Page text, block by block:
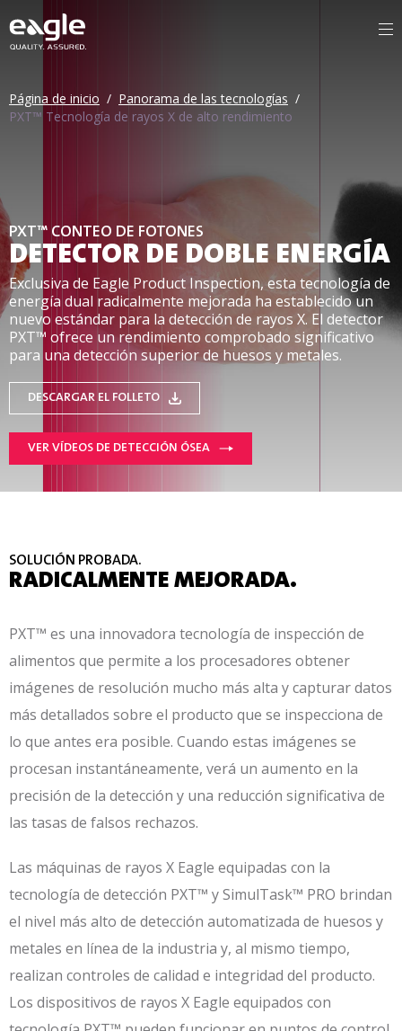
Página de inicio / Panorama de las tecnologías /
PXT™ Tecnología de rayos X de alto rendimiento
PXT™ CONTEO DE FOTONES
DETECTOR DE DOBLE ENERGÍA
Exclusiva de Eagle Product Inspection, esta tecnología de
energía dual radicalmente mejorada ha establecido un
nuevo estándar para la detección de rayos X. El detector
PXT™ ofrece un rendimiento comprobado significativo
para una detección superior de huesos y metales.
DESCARGAR EL FOLLETO
VER VÍDEOS DE DETECCIÓN ÓSEA
SOLUCIÓN PROBADA.
RADICALMENTE MEJORADA.
PXT™ es una innovadora tecnología de inspección de
alimentos que permite a los procesadores obtener
imágenes de resolución mucho más alta y capturar datos
más detallados sobre el producto que se inspecciona de
lo que antes era posible. Cuando estas imágenes se
procesan instantáneamente, verá un aumento en la
precisión de la detección y una reducción significativa de
las tasas de falsos rechazos.
Las máquinas de rayos X Eagle equipadas con la
tecnología de detección PXT™ y SimulTask™ PRO brindan
el nivel más alto de detección automatizada de huesos y
metales en línea de la industria y, al mismo tiempo,
realizan controles de calidad e integridad del producto.
Los dispositivos de rayos X Eagle equipados con